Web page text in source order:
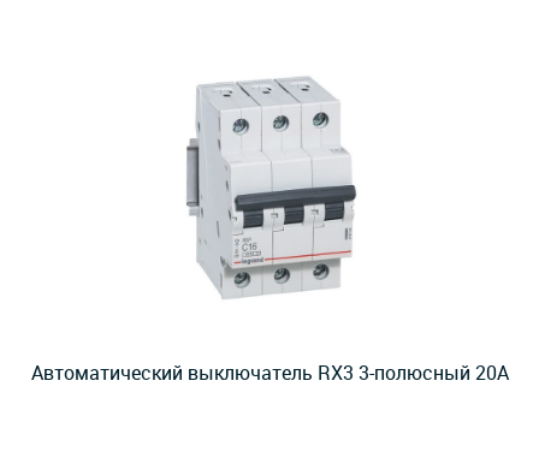
Автоматический выключатель RX3 3-полюсный 20А